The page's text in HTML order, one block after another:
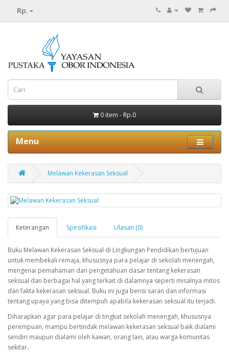
Rp.
0 item - Rp.0
Menu
Melawan Kekerasan Seksual
Keterangan Spesifikasi Ulasan (0)
Buku Melawan Kekerasan Seksual di Lingkungan Pendidikan bertujuan
untuk membekali remaja, khususnya para pelajar di sekolah menengah,
mengenai pemahaman dan pengetahuan dasar tentang kekerasan
seksual dan berbagai hal yang terkait di dalamnya seperti misalnya mitos
dan fakta kekerasan seksual. Buku ini juga berisi saran dan informasi
tentang upaya yang bisa ditempuh apabila kekerasan seksual itu terjadi.
Diharapkan agar para pelajar di tingkat sekolah menengah, khususnya
perempuan, mampu bertindak melawan kekerasan seksual baik dialami
sendiri maupun dialami oleh kawan, orang lain, atau warga komunitas
sekitar.